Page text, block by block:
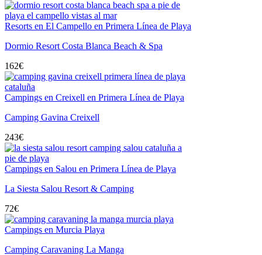
Resorts en El Campello en Primera Línea de Playa
Dormio Resort Costa Blanca Beach & Spa
162€
Campings en Creixell en Primera Línea de Playa
Camping Gavina Creixell
243€
Campings en Salou en Primera Línea de Playa
La Siesta Salou Resort & Camping
72€
Campings en Murcia Playa
Camping Caravaning La Manga